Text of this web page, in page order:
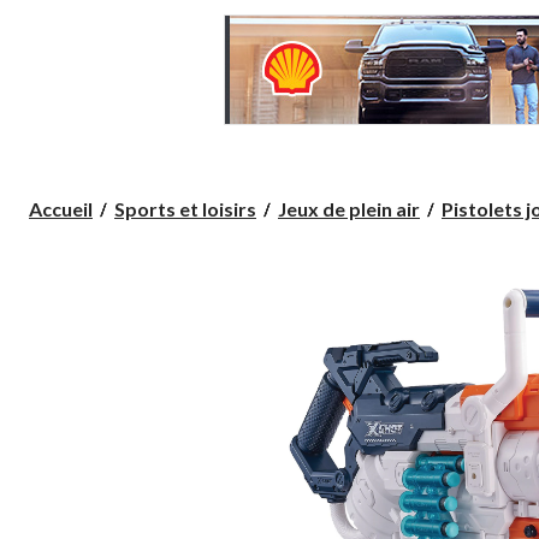
Accueil Sports et loisirs Jeux de plein air Pistolets